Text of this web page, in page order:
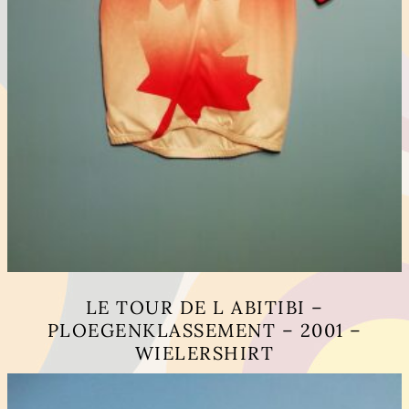
LE TOUR DE L ABITIBI –
PLOEGENKLASSEMENT – 2001 –
WIELERSHIRT